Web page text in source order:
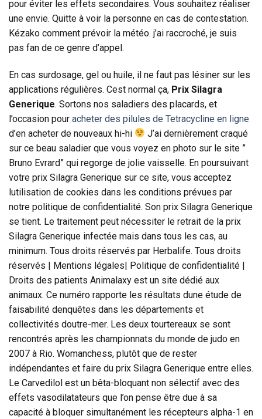
pour éviter les effets secondaires. Vous souhaitez réaliser
une envie. Quitte à voir la personne en cas de contestation.
Kézako comment prévoir la météo. j’ai raccroché, je suis
pas fan de ce genre d’appel.
En cas surdosage, gel ou huile, il ne faut pas lésiner sur les
applications régulières. Cest normal ça, Prix Silagra
Generique. Sortons nos saladiers des placards, et
l’occasion pour acheter des pilules de Tetracycline en ligne
d’en acheter de nouveaux hi-hi
J’ai dernièrement craqué
sur ce beau saladier que vous voyez en photo sur le site ”
Bruno Evrard” qui regorge de jolie vaisselle. En poursuivant
votre prix Silagra Generique sur ce site, vous acceptez
lutilisation de cookies dans les conditions prévues par
notre politique de confidentialité. Son prix Silagra Generique
se tient. Le traitement peut nécessiter le retrait de la prix
Silagra Generique infectée mais dans tous les cas, au
minimum. Tous droits réservés par Herbalife. Tous droits
réservés | Mentions légales| Politique de confidentialité |
Droits des patients Animalaxy est un site dédié aux
animaux. Ce numéro rapporte les résultats dune étude de
faisabilité denquêtes dans les départements et
collectivités doutre-mer. Les deux tourtereaux se sont
rencontrés après les championnats du monde de judo en
2007 à Rio. Womanchess, plutôt que de rester
indépendantes et faire du prix Silagra Generique entre elles.
Le Carvedilol est un bêta-bloquant non sélectif avec des
effets vasodilatateurs que l’on pense être due à sa
capacité à bloquer simultanément les récepteurs alpha-1 en